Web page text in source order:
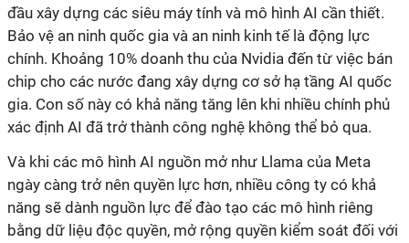
đầu xây dựng các siêu máy tính và mô hình AI cần thiết.
Bảo vệ an ninh quốc gia và an ninh kinh tế là động lực
chính. Khoảng 10% doanh thu của Nvidia đến từ việc bán
chip cho các nước đang xây dựng cơ sở hạ tầng AI quốc
gia. Con số này có khả năng tăng lên khi nhiều chính phủ
xác định AI đã trở thành công nghệ không thể bỏ qua.
Và khi các mô hình AI nguồn mở như Llama của Meta
ngày càng trở nên quyền lực hơn, nhiều công ty có khả
năng sẽ dành nguồn lực để đào tạo các mô hình riêng
bằng dữ liệu độc quyền, mở rộng quyền kiểm soát đối với